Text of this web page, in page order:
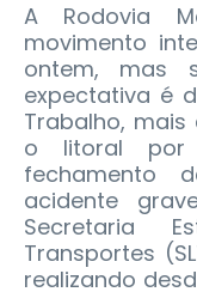
A Rodovia
movimento
ontem, mas
expectativa é
Trabalho,
o litoral por
fechamento
acidente
Secretaria
Transportes
realizando